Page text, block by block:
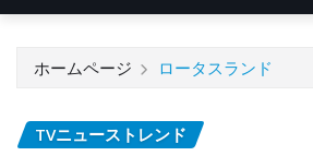
ホームページ ロータスランド
TVニューストレンド